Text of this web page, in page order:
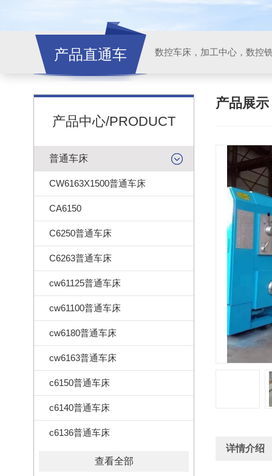
产品直通车
产品中心/PRODUCT
普通车床
CW6163X1500普通车床
CA6150
C6250普通车床
C6263普通车床
cw61125普通车床
cw61100普通车床
cw6180普通车床
cw6163普通车床
c6150普通车床
c6140普通车床
c6136普通车床
查看全部
产品展示
详情介绍